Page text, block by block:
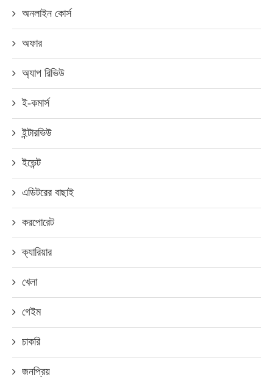
অনলাইন কোর্স
অফার
অ্যাপ রিভিউ
ই-কমার্স
ইন্টারভিউ
ইভেন্ট
এডিটরের বাছাই
করপোরেট
ক্যারিয়ার
খেলা
গেইম
চাকরি
জনপ্রিয়